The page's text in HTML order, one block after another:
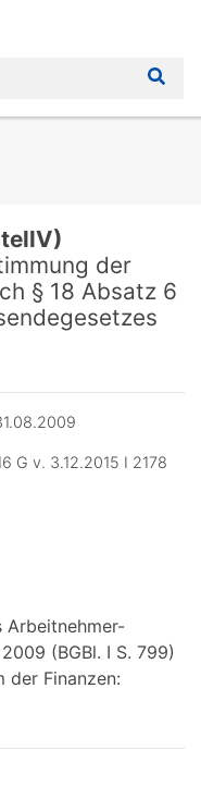
der
§ 18 Absatz 6
G v. 3.12.2015 I 2178
Arbeitnehmer-
(BGBl. I S. 799)
der Finanzen: